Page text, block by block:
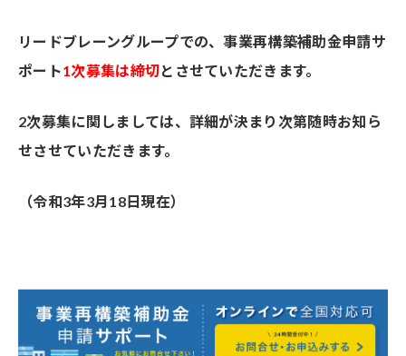
リードブレーングループでの、事業再構築補助金申請サ
ポート1次募集は締切とさせていただきます。
2次募集に関しましては、詳細が決まり次第随時お知ら
せさせていただきます。
（令和3年3月18日現在）